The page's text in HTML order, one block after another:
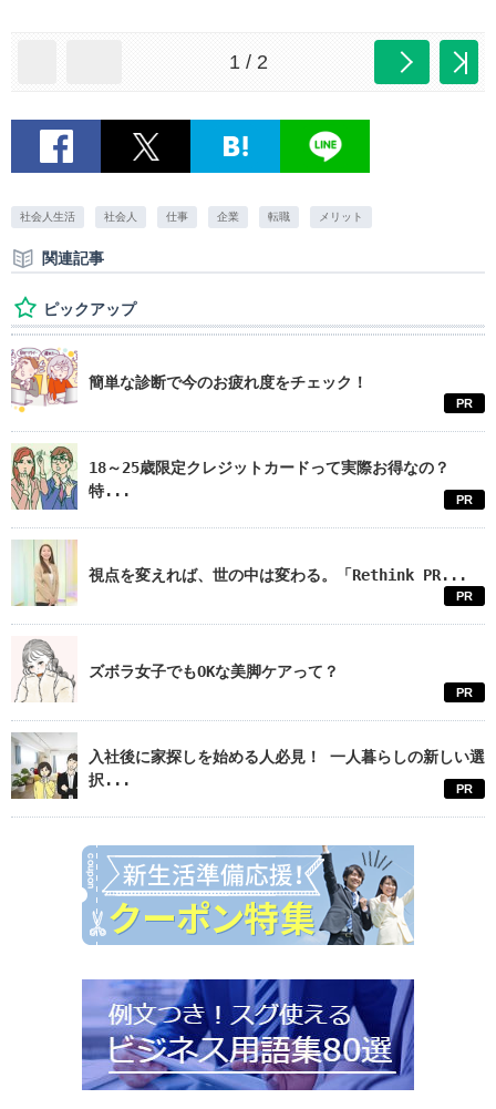
1 / 2
社会人生活 社会人 仕事 企業 転職 メリット
関連記事
ピックアップ
簡単な診断で今のお疲れ度をチェック！
PR
18～25歳限定クレジットカードって実際お得なの？
特...
PR
視点を変えれば、世の中は変わる。「Rethink PR...
PR
ズボラ女子でもOKな美脚ケアって？
PR
入社後に家探しを始める人必見！ 一人暮らしの新しい選
択...
PR